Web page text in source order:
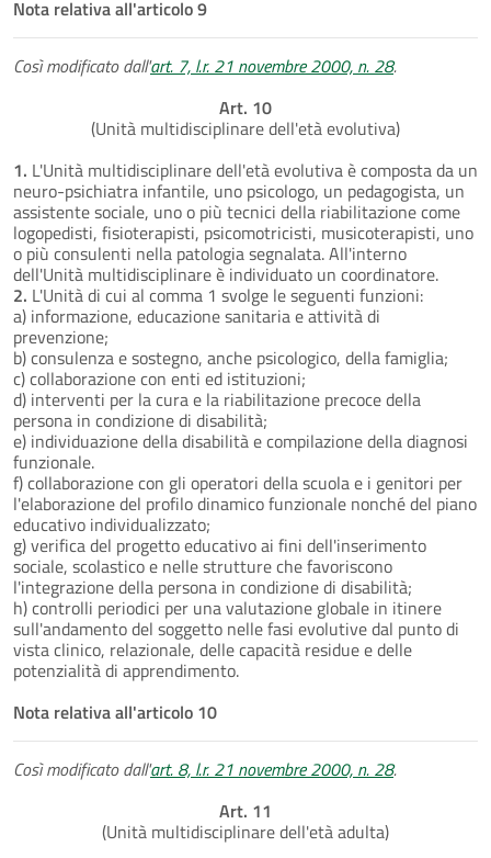
Nota relativa all'articolo 9
Così modificato dall'art. 7, l.r. 21 novembre 2000, n. 28.
Art. 10
(Unità multidisciplinare dell'età evolutiva)
1. L'Unità multidisciplinare dell'età evolutiva è composta da un
neuro-psichiatra infantile, uno psicologo, un pedagogista, un
assistente sociale, uno o più tecnici della riabilitazione come
logopedisti, fisioterapisti, psicomotricisti, musicoterapisti, uno
o più consulenti nella patologia segnalata. All'interno
dell'Unità multidisciplinare è individuato un coordinatore.
2. L'Unità di cui al comma 1 svolge le seguenti funzioni:
a) informazione, educazione sanitaria e attività di
prevenzione;
b) consulenza e sostegno, anche psicologico, della famiglia;
c) collaborazione con enti ed istituzioni;
d) interventi per la cura e la riabilitazione precoce della
persona in condizione di disabilità;
e) individuazione della disabilità e compilazione della diagnosi
funzionale.
f) collaborazione con gli operatori della scuola e i genitori per
l'elaborazione del profilo dinamico funzionale nonché del piano
educativo individualizzato;
g) verifica del progetto educativo ai fini dell'inserimento
sociale, scolastico e nelle strutture che favoriscono
l'integrazione della persona in condizione di disabilità;
h) controlli periodici per una valutazione globale in itinere
sull'andamento del soggetto nelle fasi evolutive dal punto di
vista clinico, relazionale, delle capacità residue e delle
potenzialità di apprendimento.
Nota relativa all'articolo 10
Così modificato dall'art. 8, l.r. 21 novembre 2000, n. 28.
Art. 11
(Unità multidisciplinare dell'età adulta)